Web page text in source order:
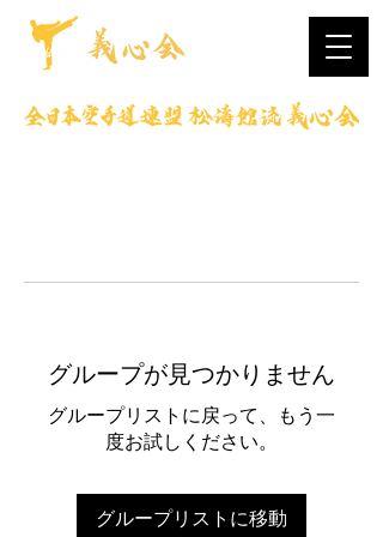
グループが見つかりません
グループリストに戻って、もう一
度お試しください。
グループリストに移動